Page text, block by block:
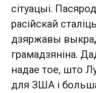
сітуацыі.
расійскай
дзяржавы
грамадзяніна.
надае тое, што
для ЗША і